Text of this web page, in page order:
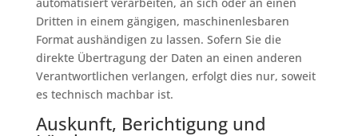
Dritten in einem gängigen, maschinenlesbaren
Format aushändigen zu lassen. Sofern Sie die
direkte Übertragung der Daten an einen anderen
Verantwortlichen verlangen, erfolgt dies nur, soweit
es technisch machbar ist.
Auskunft, Berichtigung und